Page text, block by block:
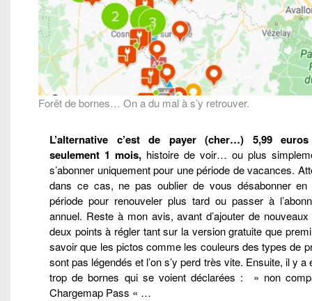
Forêt de bornes… On a du mal à s’y retrouver.
L’alternative c’est de payer (cher…) 5,99
seulement 1 mois, histoire de voir… ou plus
s’abonner uniquement pour une période de vacances.
dans ce cas, ne pas oublier de vous désabonner
période pour renouveler plus tard ou passer à
annuel. Reste à mon avis, avant d’ajouter de
deux points à régler tant sur la version gratuite que
savoir que les pictos comme les couleurs des types de
sont pas légendés et l’on s’y perd très vite. Ensuite, il y a
trop de bornes qui se voient déclarées : » non
Chargemap Pass « …